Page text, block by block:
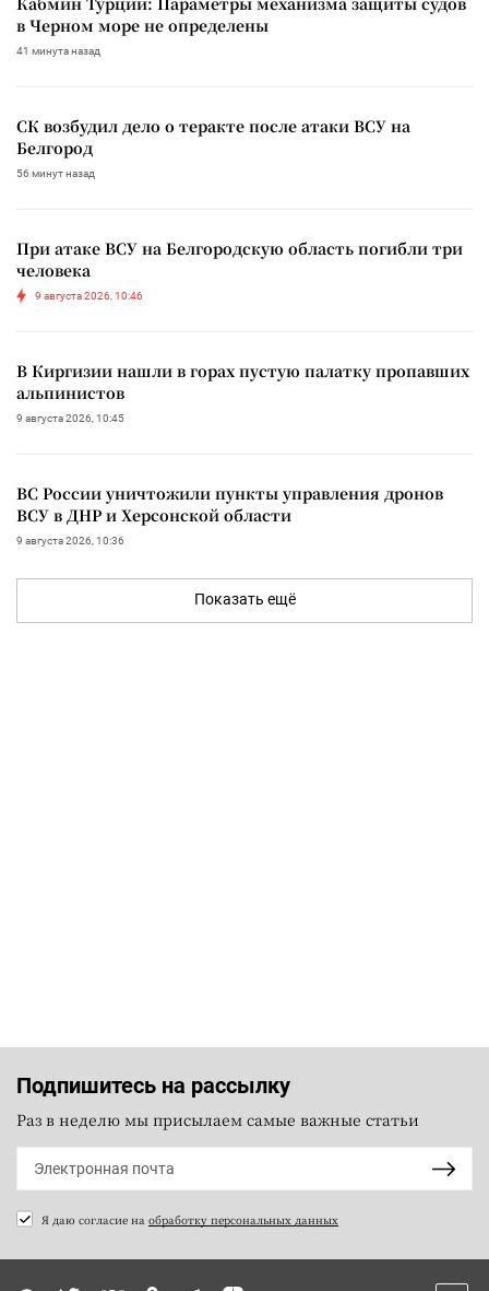
в Черном море не определены
41 минута назад
СК возбудил дело о теракте после атаки ВСУ на
Белгород
56 минут назад
При атаке ВСУ на Белгородскую область погибли три
человека
9 августа 2026, 10:46
В Киргизии нашли в горах пустую палатку пропавших
альпинистов
9 августа 2026, 10:45
ВС России уничтожили пункты управления дронов
ВСУ в ДНР и Херсонской области
9 августа 2026, 10:36
Показать ещё
Подпишитесь на рассылку
Раз в неделю мы присылаем самые важные статьи
Я даю согласие на обработку персональных данных